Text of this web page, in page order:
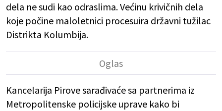
dela ne sudi kao odraslima. Većinu krivičnih dela
koje počine maloletnici procesuira državni tužilac
Distrikta Kolumbija.
Kancelarija Pirove sarađivaće sa partnerima iz
Metropolitenske policijske uprave kako bi